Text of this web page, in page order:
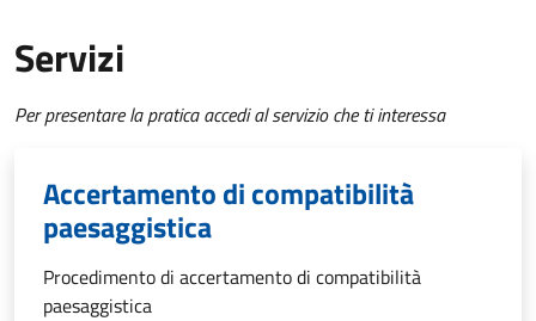
Servizi
Per presentare la pratica accedi al servizio che ti interessa
Accertamento di compatibilità
paesaggistica
Procedimento di accertamento di compatibilità
paesaggistica